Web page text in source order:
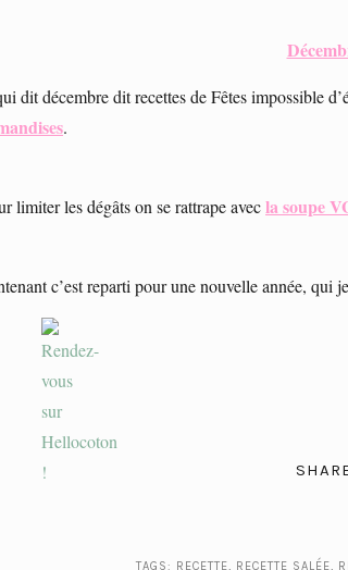
dit décembre dit recettes de Fêtes impossible
.
limiter les dégâts on se rattrape avecla soupe
c’est reparti pour une nouvelle année, qui
TAGS: RECETTE, RECETTE SALÉE,